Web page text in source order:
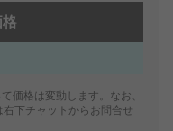
価格は変動します。なお、
下チャットからお問合せ